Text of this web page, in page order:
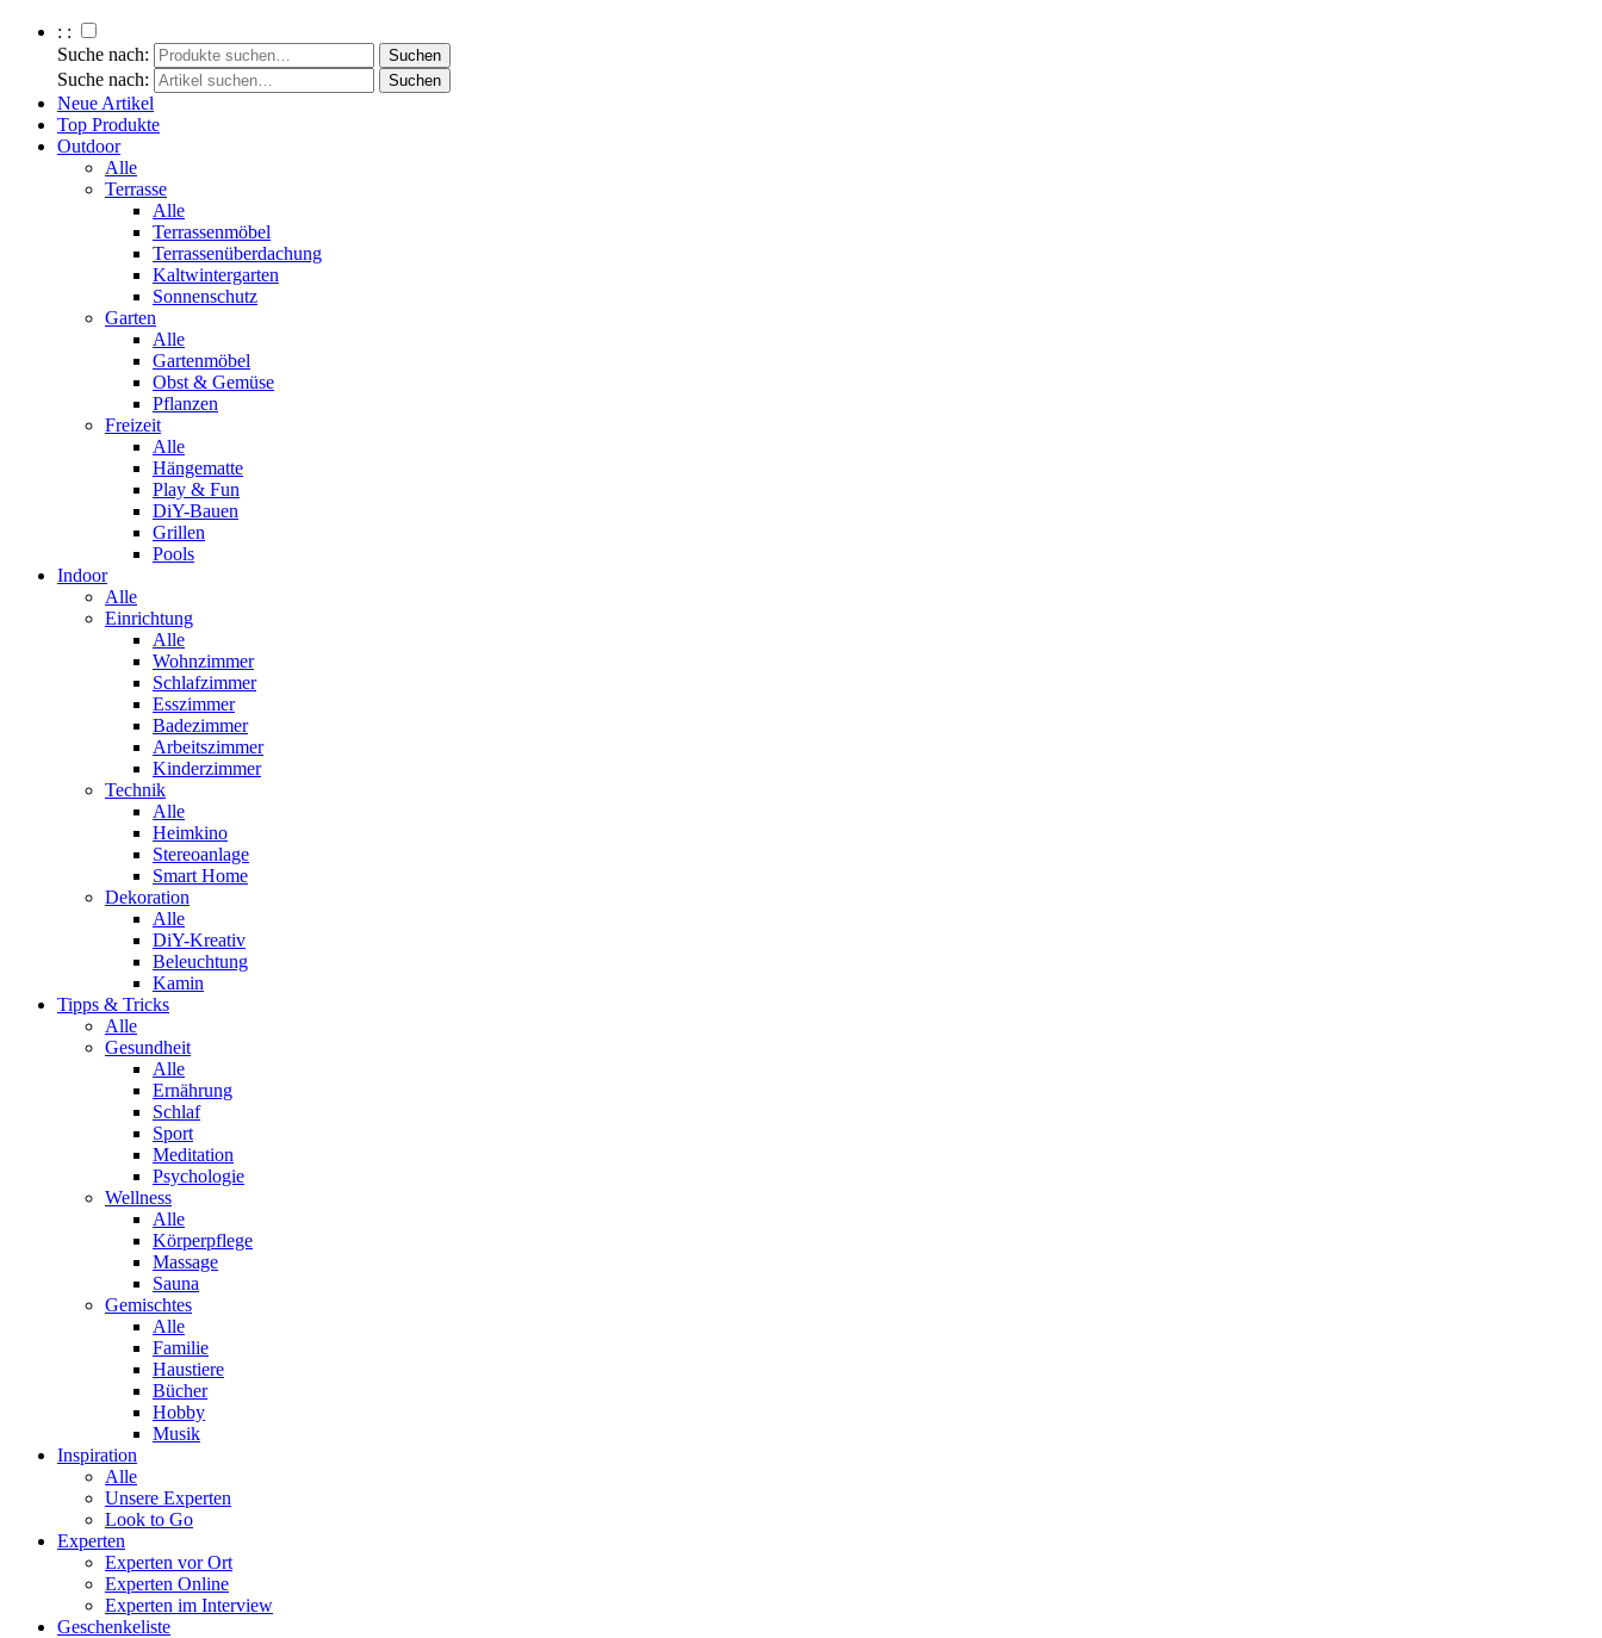
: :
Suche nach:
Suche nach:
Neue Artikel
Top Produkte
Outdoor
Alle
Terrasse
Alle
Terrassenmöbel
Terrassenüberdachung
Kaltwintergarten
Sonnenschutz
Garten
Alle
Gartenmöbel
Obst & Gemüse
Pflanzen
Freizeit
Alle
Hängematte
Play & Fun
DiY-Bauen
Grillen
Pools
Indoor
Alle
Einrichtung
Alle
Wohnzimmer
Schlafzimmer
Esszimmer
Badezimmer
Arbeitszimmer
Kinderzimmer
Technik
Alle
Heimkino
Stereoanlage
Smart Home
Dekoration
Alle
DiY-Kreativ
Beleuchtung
Kamin
Tipps & Tricks
Alle
Gesundheit
Alle
Ernährung
Schlaf
Sport
Meditation
Psychologie
Wellness
Alle
Körperpflege
Massage
Sauna
Gemischtes
Alle
Familie
Haustiere
Bücher
Hobby
Musik
Inspiration
Alle
Unsere Experten
Look to Go
Experten
Experten vor Ort
Experten Online
Experten im Interview
Geschenkeliste